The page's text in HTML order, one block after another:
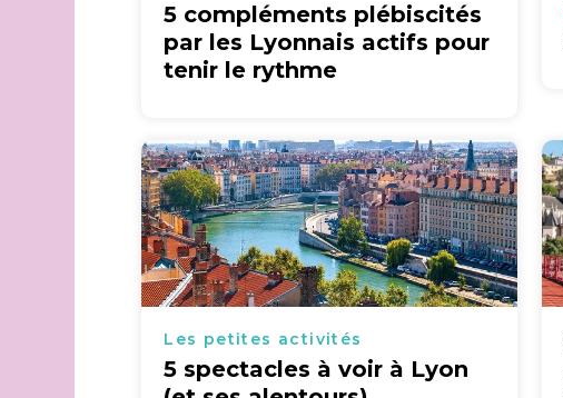
5 compléments plébiscités
par les Lyonnais actifs pour
tenir le rythme
Les petites activités
5 spectacles à voir à Lyon